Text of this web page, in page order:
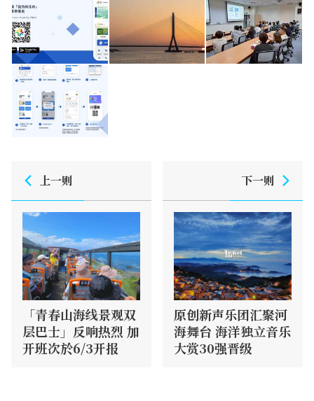
上一则
「青春山海线景观双
层巴士」反响热烈 加
开班次於6/3开报
下一则
原创新声乐团汇聚河
海舞台 海洋独立音乐
大赏30强晋级